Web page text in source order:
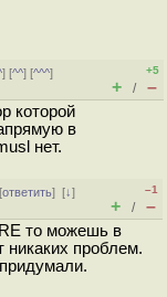
] [^^] [^^^]
+5
+ / –
которой
в
нет.
ответить][↓]
–1
+ / –
то можешь в
никаких проблем.